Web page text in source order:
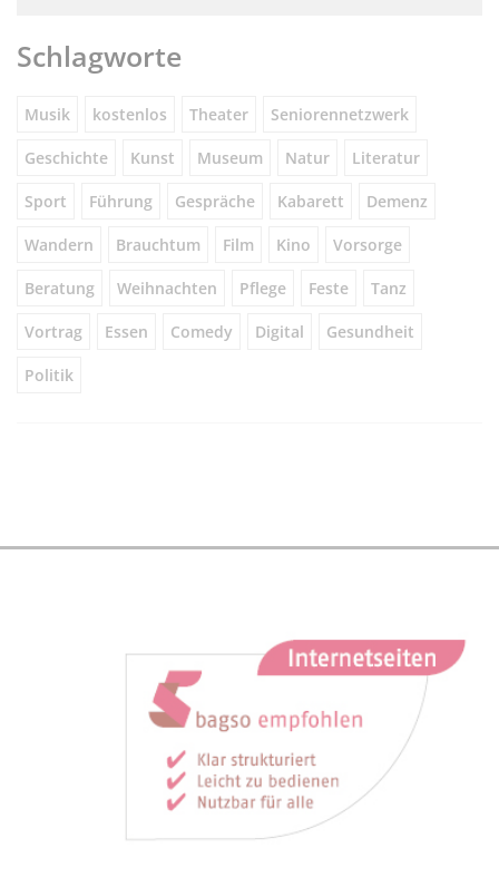
Schlagworte
Musik kostenlos Theater Seniorennetzwerk
Geschichte Kunst Museum Natur Literatur
Sport Führung Gespräche Kabarett Demenz
Wandern Brauchtum Film Kino Vorsorge
Beratung Weihnachten Pflege Feste Tanz
Vortrag Essen Comedy Digital Gesundheit
Politik